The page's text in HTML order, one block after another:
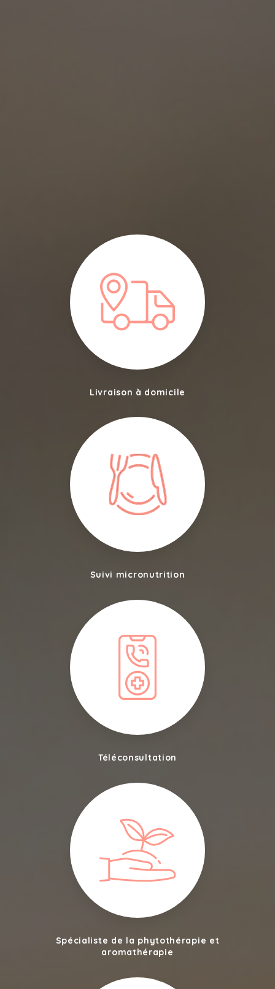
Livraison à domicile
Suivi micronutrition
Téléconsultation
Spécialiste de la phytothérapie et
aromathérapie